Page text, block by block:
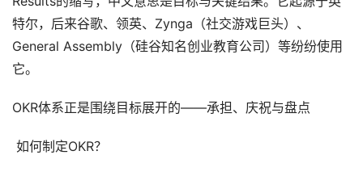
特尔，后来谷歌、领英、Zynga（社交游戏巨头）、
General Assembly（硅谷知名创业教育公司）等纷纷使用
它。
OKR体系正是围绕目标展开的——承担、庆祝与盘点
如何制定OKR？